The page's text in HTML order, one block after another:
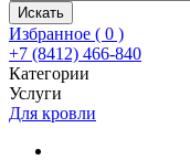
Искать
Избранное ( 0 )
+7 (8412) 466-840
Категории
Услуги
Для кровли